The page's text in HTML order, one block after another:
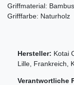
Griffmaterial: Bambus
Grifffarbe: Naturholz
Hersteller: Kotai
Lille Frankreich ,
Verantwortliche